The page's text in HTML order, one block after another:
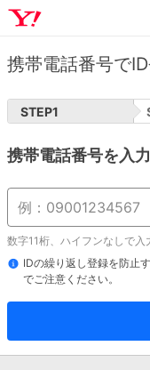
携帯電話番号で
STEP1
携帯電話番号を入力
数字11桁、ハイフンなしで入
IDの繰り返し登録を防止
でご注意ください。